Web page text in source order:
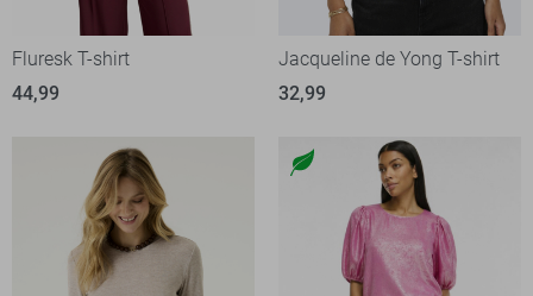
Fluresk T-shirt
44,99
Jacqueline de Yong T-shirt
32,99